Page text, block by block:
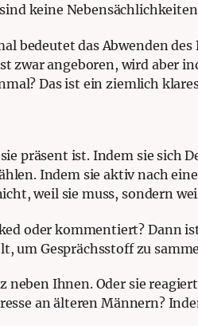
keine
bedeutet das Abwenden
zwar angeboren, wird aber
Das ist ein ziemlich
präsent ist. Indem sie sich
Indem sie aktiv nach
weil sie muss, sondern
oder kommentiert? Dann
um Gesprächsstoff zu
neben Ihnen. Oder sie
an älteren Männern?